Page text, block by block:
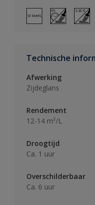
Technische
Afwerking
Zijdeglans
Rendement
12-14 m²/L
Droogtijd
Ca. 1 uur
Overschilderbaar
Ca. 6 uur